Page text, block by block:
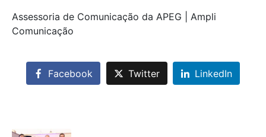
Assessoria de Comunicação da APEG | Ampli
Comunicação
Facebook Twitter LinkedIn